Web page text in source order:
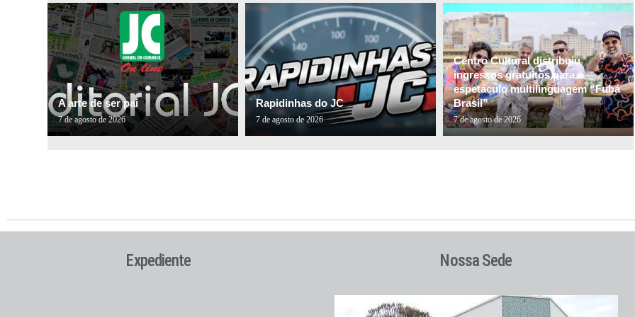
A arte de ser pai
7 de agosto de 2026
Rapidinhas do JC
7 de agosto de 2026
Centro Cultural distribuiu
ingressos gratuitos para o
espetáculo multilinguagem “Fubá
Brasil”
7 de agosto de 2026
Expediente Nossa Sede